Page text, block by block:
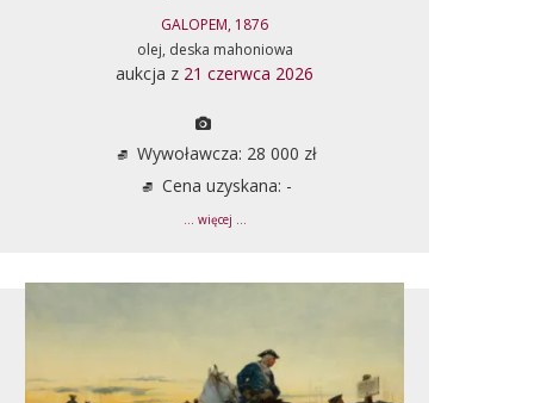
GALOPEM, 1876
olej, deska mahoniowa
aukcja z 21 czerwca 2026
Wywoławcza: 28 000 zł
Cena uzyskana: -
... więcej ...